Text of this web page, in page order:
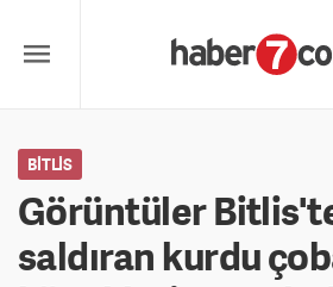
BITLIS
Görüntüler
saldıran kurdu